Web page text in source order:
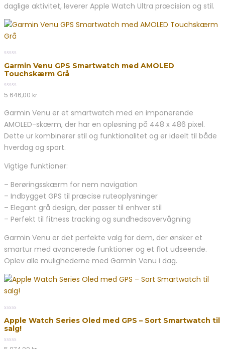
daglige aktivitet, leverer Apple Watch Ultra præcision og stil.
out
of
Garmin Venu GPS Smartwatch med AMOLED
Touchskærm Grå
0
out
5
5.646,00 kr.
Garmin Venu er et smartwatch med en imponerende
AMOLED-skærm, der har en opløsning på 448 x 486 pixel.
Dette ur kombinerer stil og funktionalitet og er ideelt til både
hverdag og sport.
Vigtige funktioner:
– Berøringsskærm for nem navigation
– Indbygget GPS til præcise ruteoplysninger
– Elegant grå design, der passer til enhver stil
– Perfekt til fitness tracking og sundhedsovervågning
Garmin Venu er det perfekte valg for dem, der ønsker et
smartur med avancerede funktioner og et flot udseende.
Oplev alle mulighederne med Garmin Venu i dag.
out
of
Apple Watch Series Oled med GPS – Sort Smartwatch til
salg!